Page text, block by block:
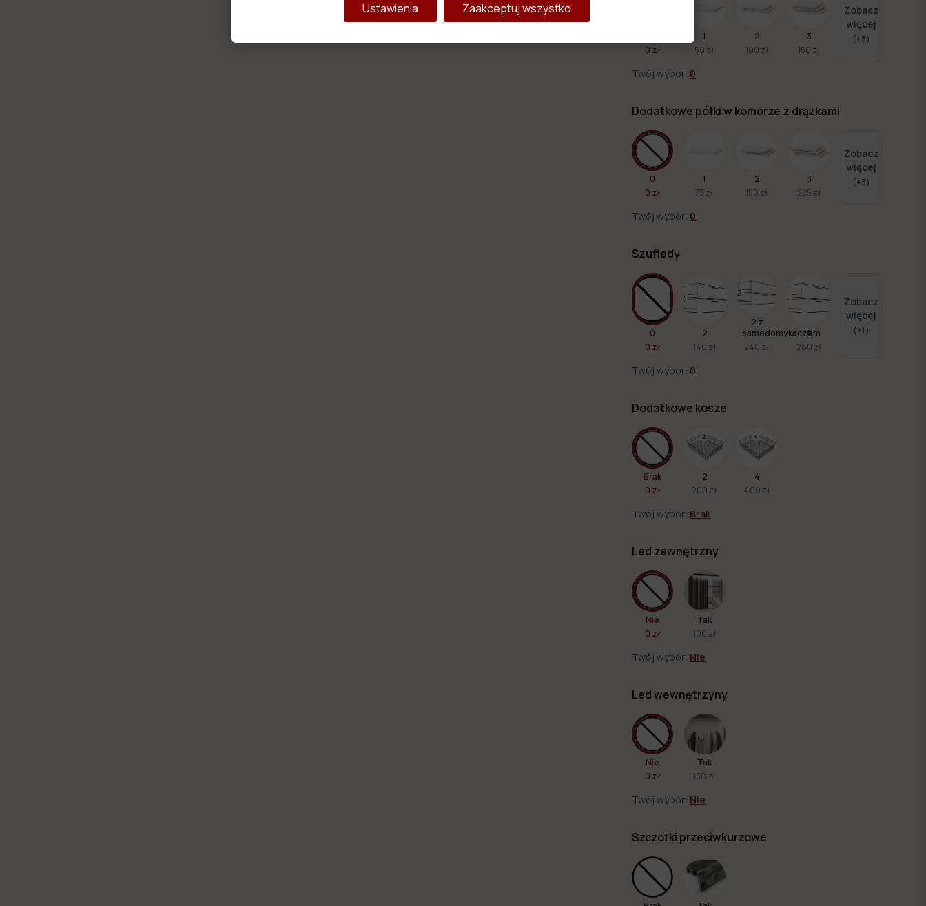
0 zł
1
50 zł
2
100 zł
3
150 zł
Zobacz
więcej
(+3)
Twój wybór: 0
Dodatkowe półki w komorze z drążkami
0
0 zł
1
75 zł
2
150 zł
3
225 zł
Zobacz
więcej
(+3)
Twój wybór: 0
Szuflady
0
0 zł
2
140 zł
2 z
samodomykaczem
240 zł
4
280 zł
Zobacz
więcej
(+1)
Twój wybór: 0
Dodatkowe kosze
Brak
0 zł
2
200 zł
4
400 zł
Twój wybór: Brak
Led zewnętrzny
Nie
0 zł
Tak
100 zł
Twój wybór: Nie
Led wewnętrzyny
Nie
0 zł
Tak
150 zł
Twój wybór: Nie
Szczotki przeciwkurzowe
Ustawienia
Zaakceptuj wszystko